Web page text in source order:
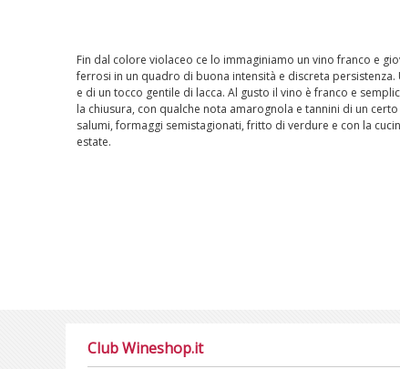
Fin dal colore violaceo ce lo immaginiamo un vino franco e
ferrosi in un quadro di buona intensità e discreta
e di un tocco gentile di lacca. Al gusto il vino è franco e
la chiusura, con qualche nota amarognola e tannini di un
salumi, formaggi semistagionati, fritto di verdure e con la
estate.
Club Wineshop.it